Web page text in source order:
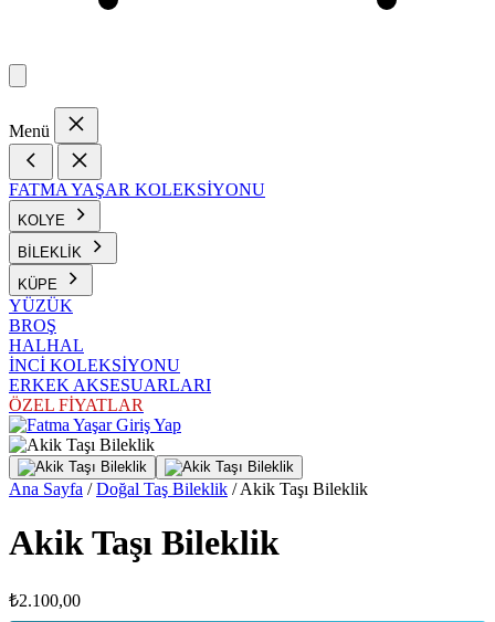
Menü
FATMA YAŞAR KOLEKSİYONU
KOLYE
BİLEKLİK
KÜPE
YÜZÜK
BROŞ
HALHAL
İNCİ KOLEKSİYONU
ERKEK AKSESUARLARI
ÖZEL FİYATLAR
Giriş Yap
Ana Sayfa / Doğal Taş Bileklik / Akik Taşı Bileklik
Akik Taşı Bileklik
₺2.100,00